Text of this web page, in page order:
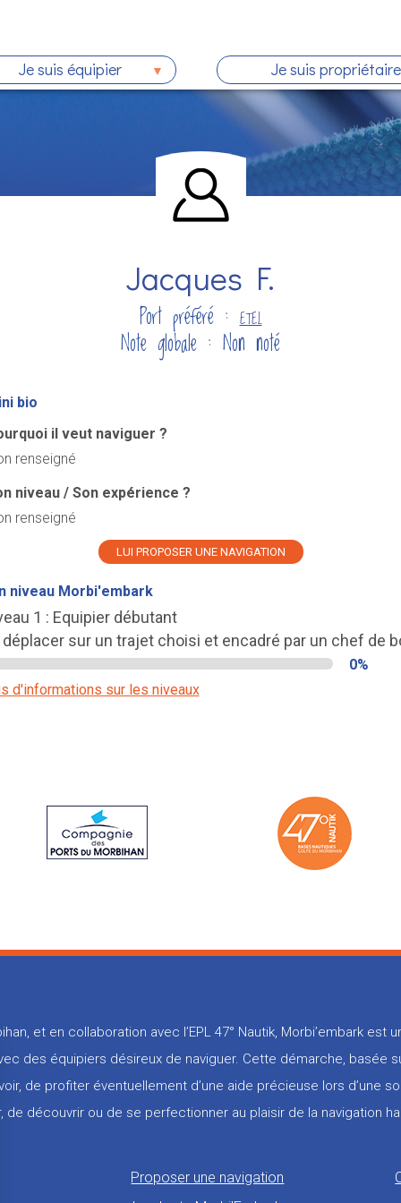
Je suis équipier Je suis propriétaire
Jacques F.
Port préféré :ETEL
Note globale : Non noté
bio
il veut naviguer ?
renseigné
niveau / Son expérience ?
renseigné
LUI PROPOSER UNE NAVIGATION
niveau Morbi'embark
1 : Equipier débutant
déplacer sur un trajet choisi et encadré par un chef de
0%
d'informations sur les niveaux
et en collaboration avec l’EPL 47° Nautik, Morbi’embark
des équipiers désireux de naviguer. Cette démarche, basée
de profiter éventuellement d’une aide précieuse lors d’une
de découvrir ou de se perfectionner au plaisir de la navigation
Proposer une navigation